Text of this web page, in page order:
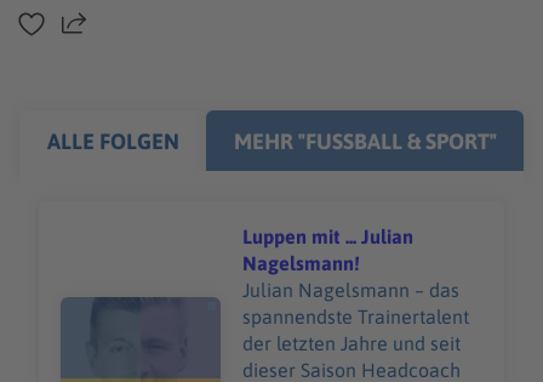
Teilen
ALLE FOLGEN MEHR "FUSSBALL & SPORT"
Audiotitel - Luppen mit ... Julian Nagelsmann!
Luppen mit ... Julian
Nagelsmann!
Julian Nagelsmann – das
spannendste Trainertalent
der letzten Jahre und seit
dieser Saison Headcoach